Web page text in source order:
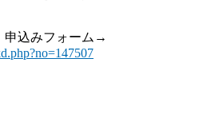
込みフォーム→